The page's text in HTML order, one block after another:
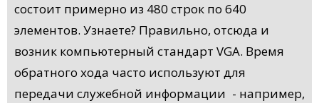
состоит примерно из 480 строк по 640
элементов. Узнаете? Правильно, отсюда и
возник компьютерный стандарт VGA. Время
обратного хода часто используют для
передачи служебной информации - например,